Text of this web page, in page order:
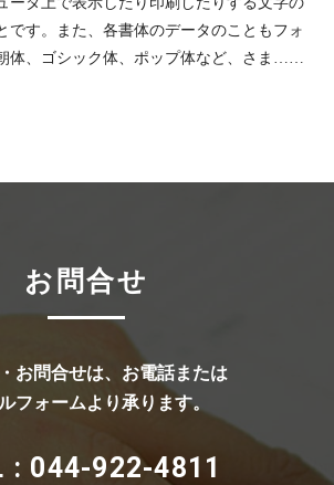
です。また、各書体のデータのこともフォ
体、ゴシック体、ポップ体など、さま……
お問合せ
お問合せは、お電話または
フォームより承ります。
: 044-922-4811